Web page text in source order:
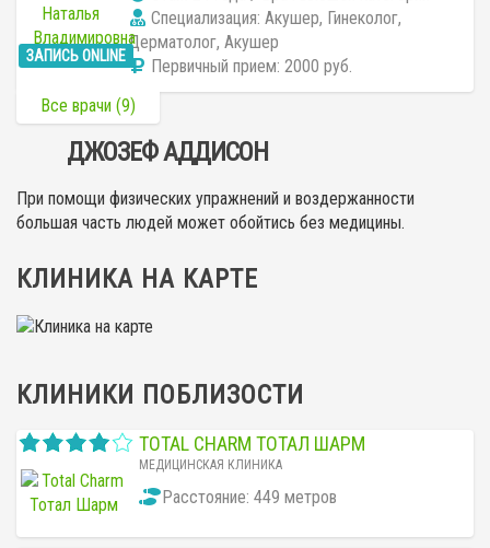
ЗАПИСЬ ONLINE
Специализация: Акушер, Гинеколог,
Дерматолог, Акушер
Первичный прием: 2000 руб.
Все врачи (9)
ДЖОЗЕФ АДДИСОН
При помощи физических упражнений и воздержанности
большая часть людей может обойтись без медицины.
КЛИНИКА НА КАРТЕ
КЛИНИКИ ПОБЛИЗОСТИ
TOTAL CHARM ТОТАЛ ШАРМ
МЕДИЦИНСКАЯ КЛИНИКА
Расстояние: 449 метров